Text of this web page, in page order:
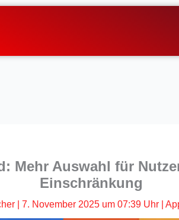
Mehr Auswahl für
Einschränkung
7. November 2025 um 07:39 Uhr|